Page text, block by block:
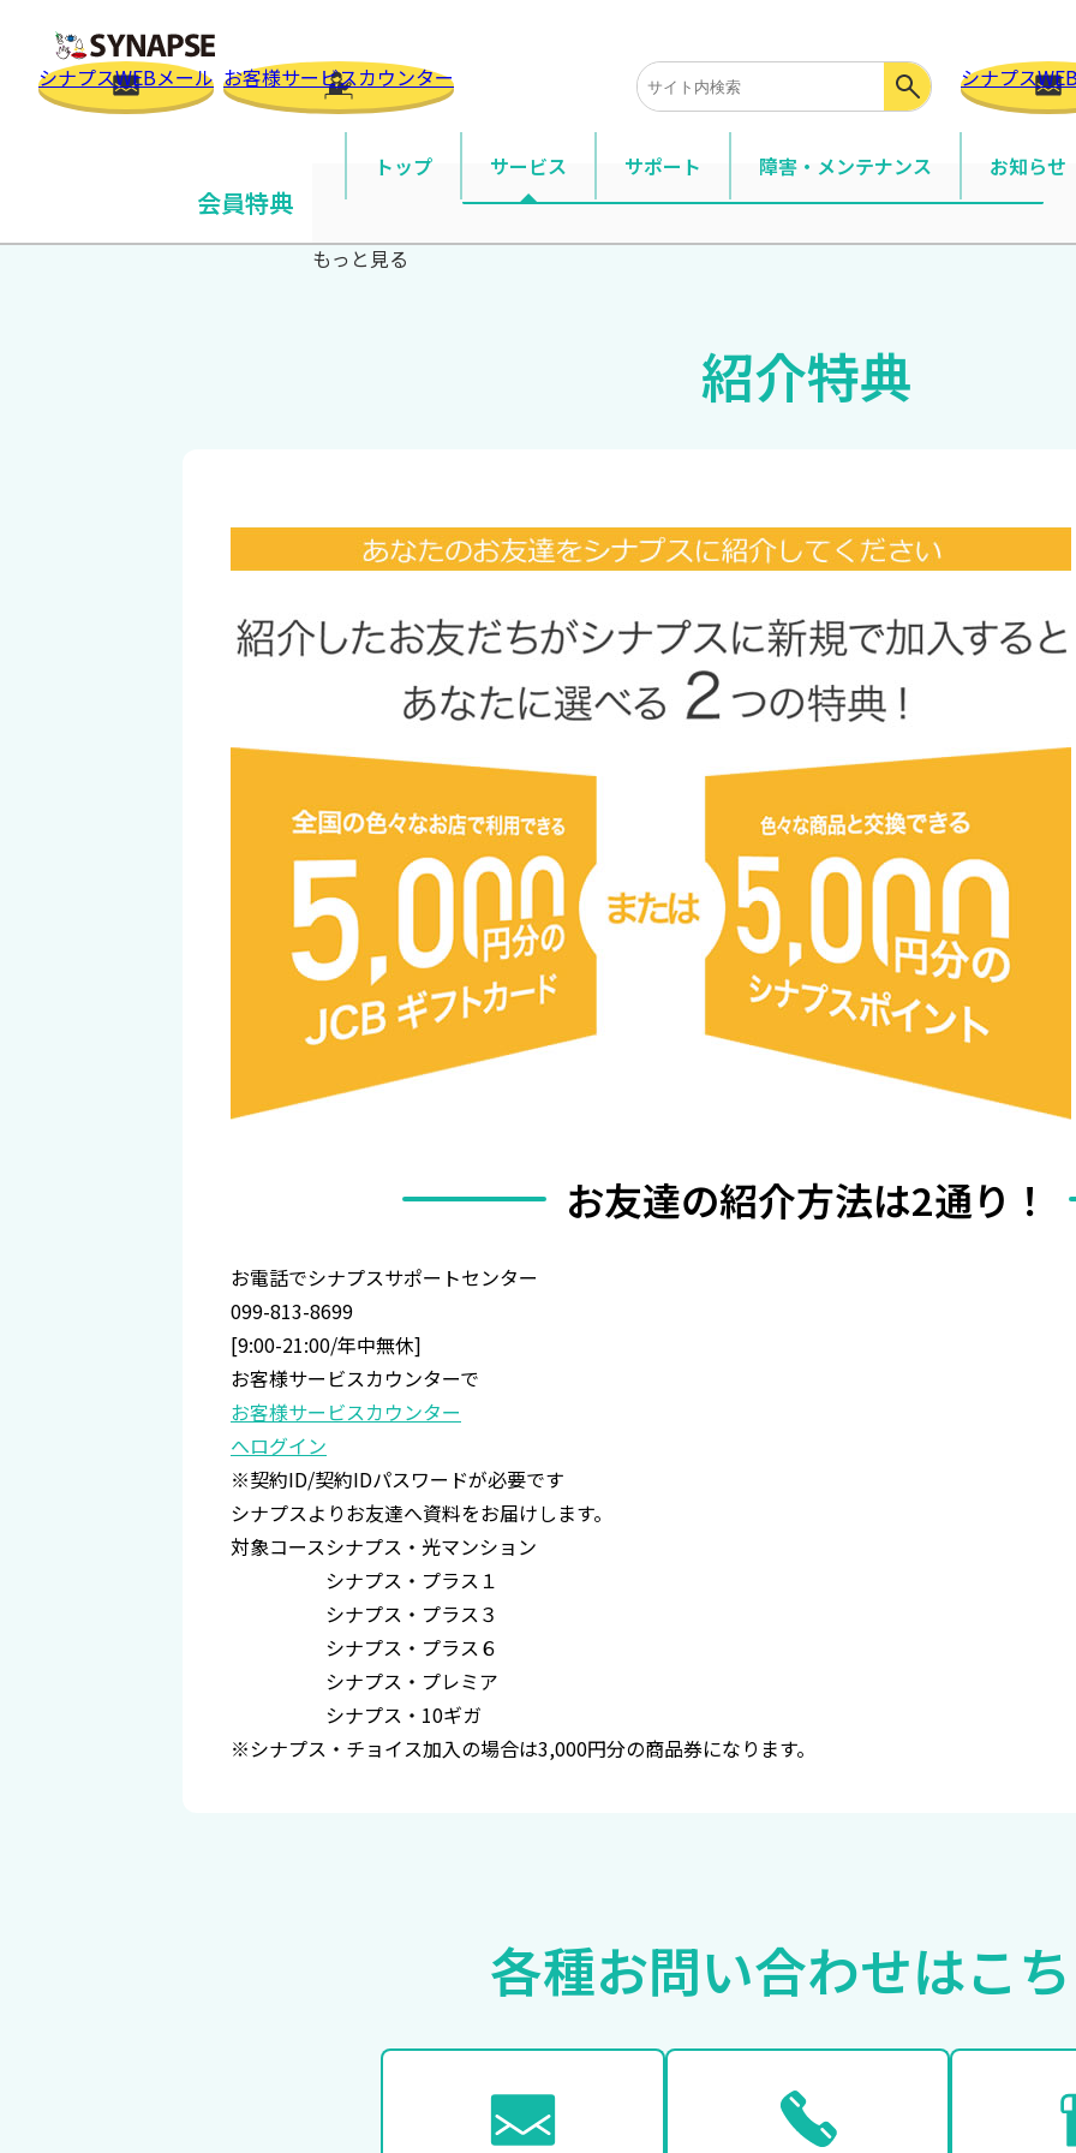
シナプスWEBメール お客様サービスカウンター シナプス
トップ サービス
一般サービス
独自ドメイン・固定IP・法人向けモバイルなど
サポート 障害・メンテナンス お知らせ
会員特典
もっと見る
トップサービス 会員特典 紹介特典
紹介特典
お友達の紹介方法は2通り！
お電話でシナプスサポートセンター
099-813-8699
[9:00-21:00/年中無休]
お客様サービスカウンターで
お客様サービスカウンター
へログイン
※契約ID/契約IDパスワードが必要です
シナプスよりお友達へ資料をお届けします。
対象コースシナプス・光マンション
シナプス・プラス１
シナプス・プラス３
シナプス・プラス６
シナプス・プレミア
シナプス・10ギガ
※シナプス・チョイス加入の場合は3,000円分の商品券になります。
各種お問い合わせはこ